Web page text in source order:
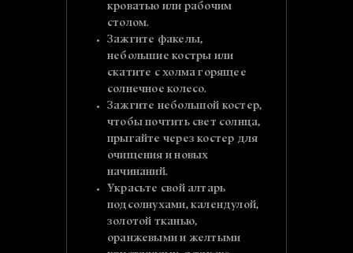
кроватью или рабочим
столом.
Зажгите факелы,
небольшие костры или
скатите с холма горящее
солнечное колесо.
Зажгите небольшой костер,
чтобы почтить свет солнца,
прыгайте через костер для
очищения и новых
начинаний.
Украсьте свой алтарь
подсолнухами, календулой,
золотой тканью,
оранжевыми и желтыми